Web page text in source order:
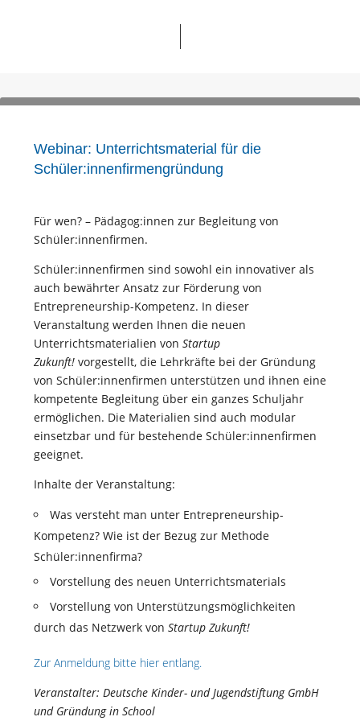
Webinar: Unterrichtsmaterial für die
Schüler:innenfirmengründung
Für wen? – Pädagog:innen zur Begleitung von
Schüler:innenfirmen.
Schüler:innenfirmen sind sowohl ein innovativer als
auch bewährter Ansatz zur Förderung von
Entrepreneurship-Kompetenz. In dieser
Veranstaltung werden Ihnen die neuen
Unterrichtsmaterialien von Startup
Zukunft! vorgestellt, die Lehrkräfte bei der Gründung
von Schüler:innenfirmen unterstützen und ihnen eine
kompetente Begleitung über ein ganzes Schuljahr
ermöglichen. Die Materialien sind auch modular
einsetzbar und für bestehende Schüler:innenfirmen
geeignet.
Inhalte der Veranstaltung:
Was versteht man unter Entrepreneurship-
Kompetenz? Wie ist der Bezug zur Methode
Schüler:innenfirma?
Vorstellung des neuen Unterrichtsmaterials
Vorstellung von Unterstützungsmöglichkeiten
durch das Netzwerk von Startup Zukunft!
Zur Anmeldung bitte hier entlang.
Veranstalter: Deutsche Kinder- und Jugendstiftung GmbH
und Gründung in School